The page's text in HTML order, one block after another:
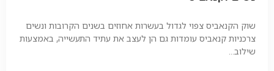
שוק הקנאביס צפוי לגדול בעשרות אחוזים בשנים הקרובות ונשים
צרכניות קנאביס עומדות גם הן לעצב את עתיד התעשייה, באמצעות
שילוב...